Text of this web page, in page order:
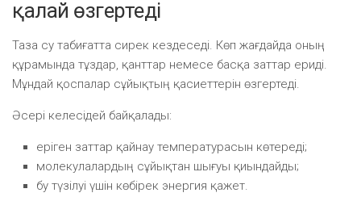
қалай өзгертеді
Таза су табиғатта сирек кездеседі. Көп жағдайда оның
құрамында тұздар, қанттар немесе басқа заттар ериді.
Мұндай қоспалар сұйықтың қасиеттерін өзгертеді.
Әсері келесідей байқалады:
еріген заттар қайнау температурасын көтереді;
молекулалардың сұйықтан шығуы қиындайды;
бу түзілуі үшін көбірек энергия қажет.